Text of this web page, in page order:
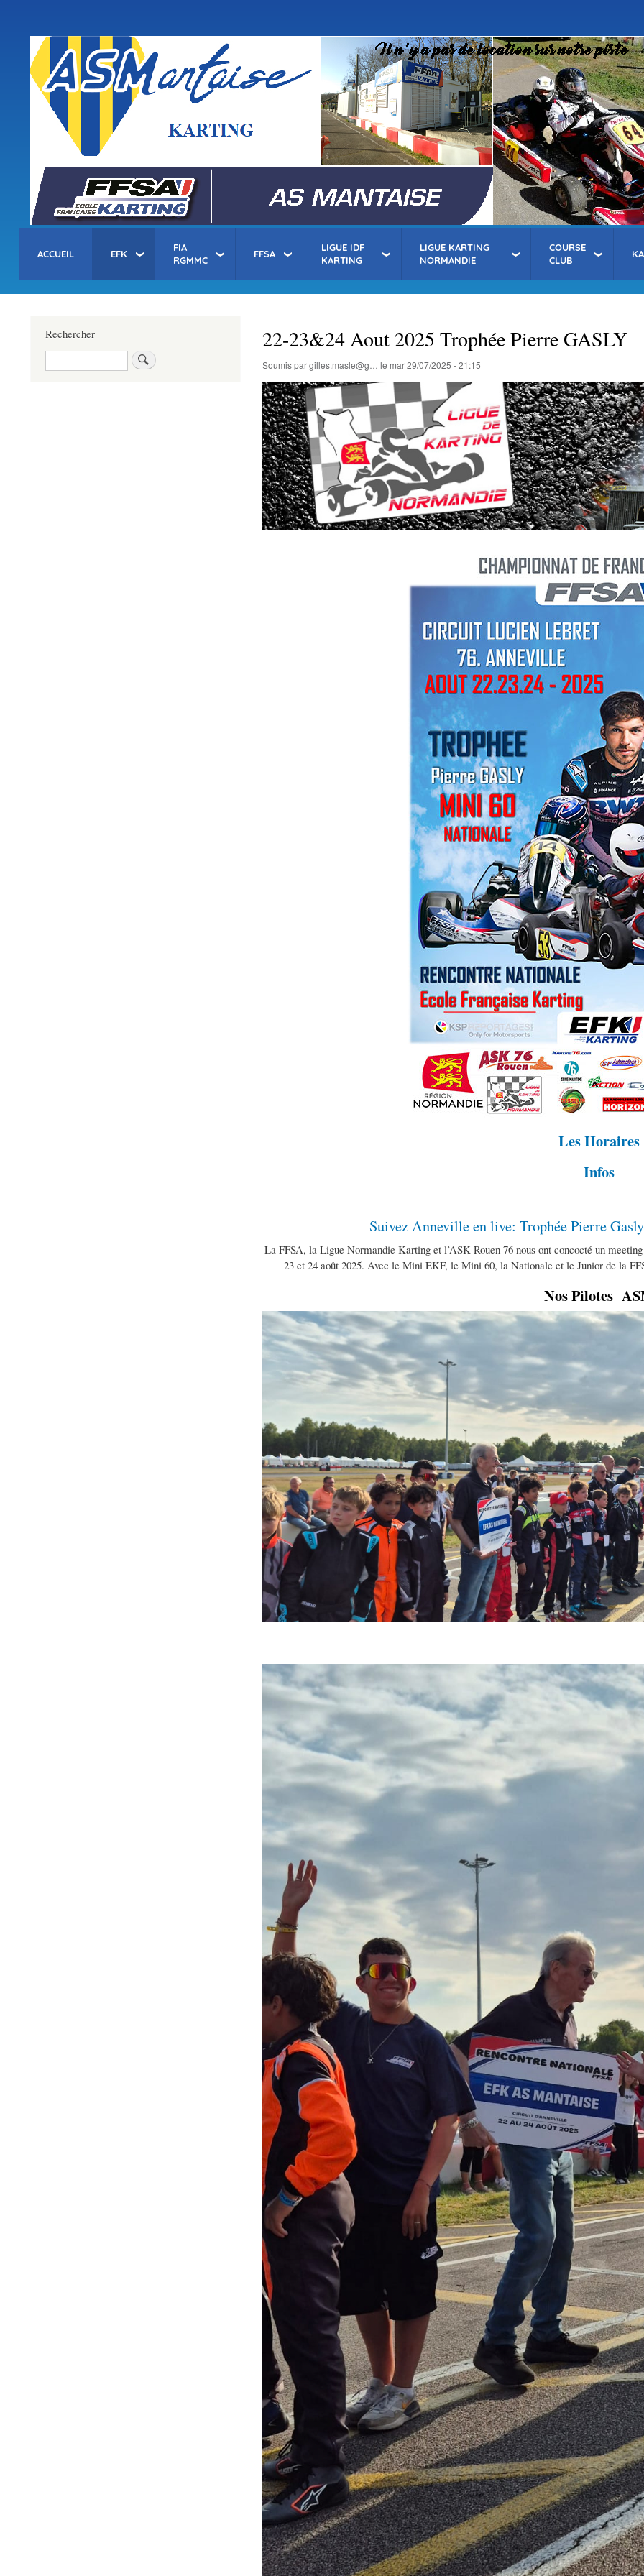
contenu
principal
compte
l'utilisateur
asm-karting.fr
ACCUEIL EFK
FIA
RGMMC
FFSA
LIGUE IDF
KARTING
LIGUE KARTING
NORMANDIE
COURSE
CLUB
22-23&24 Aout 2025 Trophée Pierre GASLY
Soumis pargilles.masle@g… le mar 29/07/2025 - 21:15
Les Horaires
Infos
Suivez Anneville en live: Trophée Pierre
La FFSA, la Ligue Normandie Karting et l’ASK Rouen 76 nous ont concocté un
23 et 24 août 2025. Avec le Mini EKF, le Mini 60, la Nationale et le Junior de la
Nos Pilotes
Rechercher
Rechercher